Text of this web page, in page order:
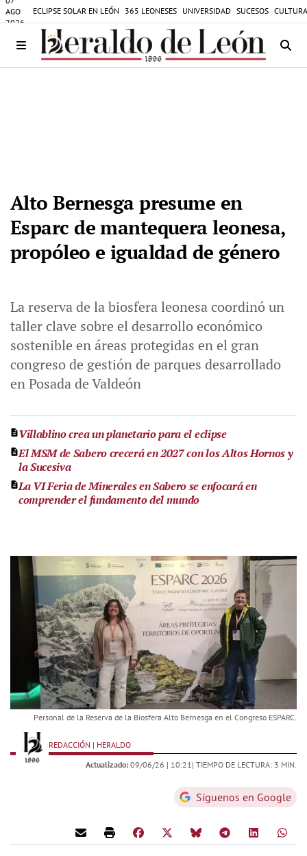
AGO
2026
ECLIPSE SOLAR EN LEÓN 365 LEONESES UNIVERSIDAD SUCESOS
Alto Bernesga presume en
Esparc de mantequera leonesa,
propóleo e igualdad de género
La reserva de la biosfera leonesa coordinó un
taller clave sobre el desarrollo económico
sostenible en áreas protegidas en el gran
congreso de gestión de parques desarrollado
en Posada de Valdeón
Villablino crea un planetario para el eclipse
El MSM de Sabero crecerá en 2027 con los Altos Hornos y
la Sucesiva
La VI Feria de Minerales en Sabero se enfocará en
comprender el fundamento del mundo
Personal de la Reserva de la Biosfera Alto Bernesga en el Congreso ESPARC.
REDACCIÓN | HERALDO
Actualizado: 09/06/26 | 10:21 | TIEMPO DE LECTURA: 3 MIN.
Síguenos en Google